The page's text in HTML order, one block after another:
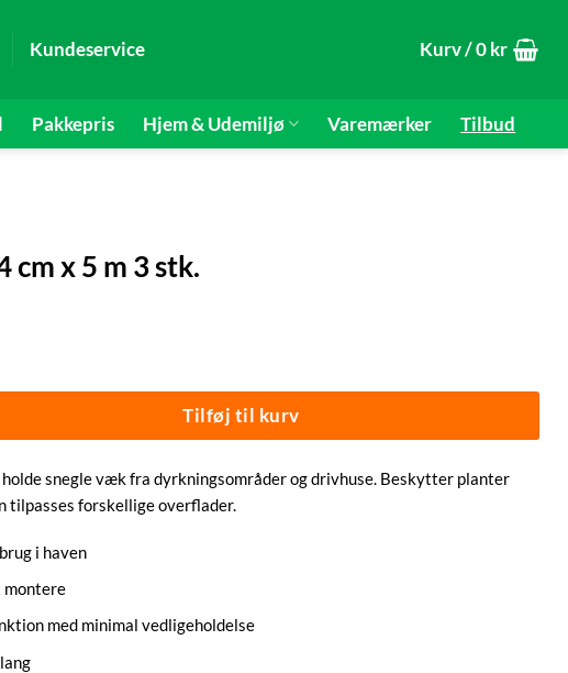
Kundeservice Kurv /0 kr
Pakkepris Hjem & Udemiljø Varemærker Tilbud
cm x 5 m 3 stk.
4 cm x 5 m 3 stk. antalTilføj til kurv
snegle væk fra dyrkningsområder og drivhuse. Beskytter planter
tilpasses forskellige overflader.
i haven
montere
med minimal vedligeholdelse